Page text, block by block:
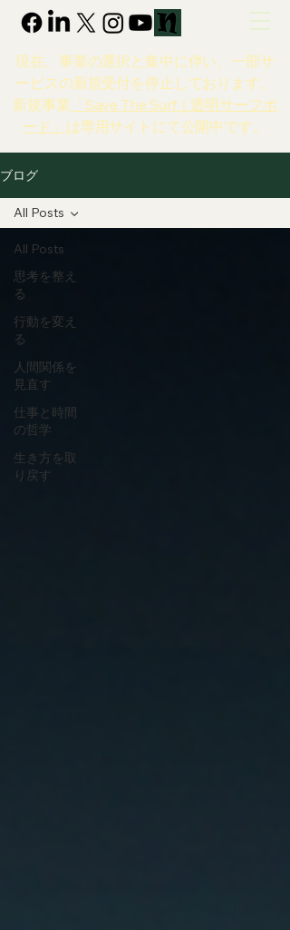
現在、事業の選択と集中に伴い、一部サ
ービスの新規受付を停止しております。
新規事業 「Save The Surf｜透明サーフボ
ード」 は専用サイトにて公開中です。
ブログ
All Posts
思考を整え
る
行動を変え
る
人間関係を
見直す
仕事と時間
の哲学
生き方を取
り戻す
All Posts